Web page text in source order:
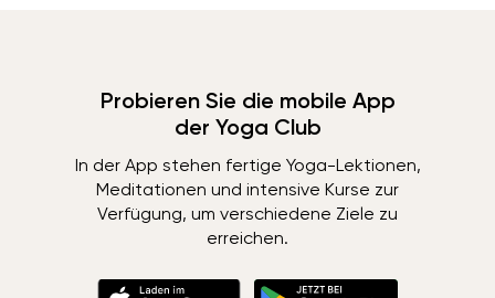
Probieren Sie die mobile App
der Yoga Club
In der App stehen fertige Yoga-Lektionen,
Meditationen und intensive Kurse zur
Verfügung, um verschiedene Ziele zu
erreichen.